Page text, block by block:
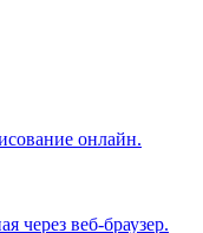
онлайн.
через веб-браузер.